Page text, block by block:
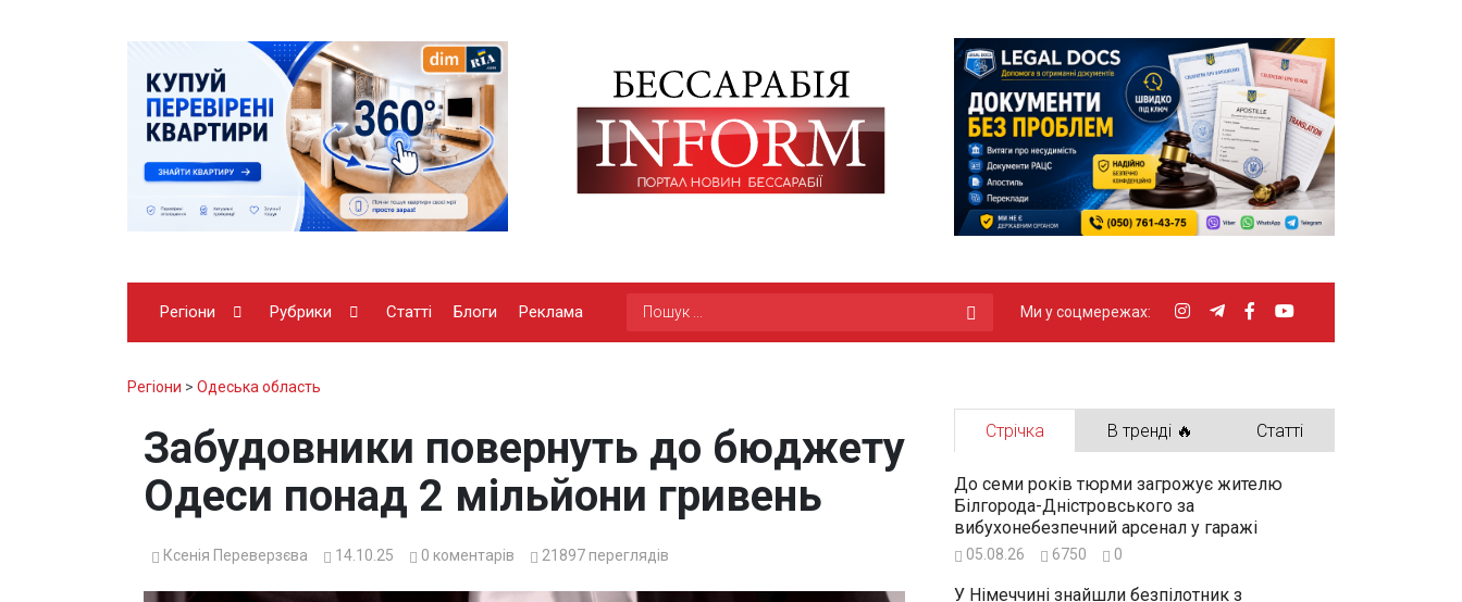
Регіони Рубрики Статті Блоги Реклама Ми у соцмережах:
Регіони > Одеська область
Забудовники повернуть до бюджету
Одеси понад 2 мільйони гривень
Ксенія Переверзєва 14.10.25 0 коментарів 21897 переглядів
Стрічка В тренді 🔥 Статті
До семи років тюрми загрожує жителю
Білгорода-Дністровського за
вибухонебезпечний арсенал у гаражі
05.08.26 6750 0
У Німеччині знайшли безпілотник з